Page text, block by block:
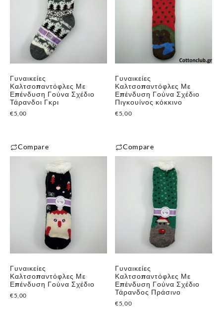
Γυναικείες
Καλτσοπαντόφλες Με
Επένδυση Γούνα Σχέδιο
Τάρανδοι Γκρι
€5,00
Compare
Γυναικείες
Καλτσοπαντόφλες Με
Επένδυση Γούνα Σχέδιο
Πιγκουίνος κόκκινο
€5,00
Compare
Γυναικείες
Καλτσοπαντόφλες Με
Επένδυση Γούνα Σχέδιο
€5,00
Γυναικείες
Καλτσοπαντόφλες Με
Επένδυση Γούνα Σχέδιο
Τάρανδος Πράσινο
€5,00